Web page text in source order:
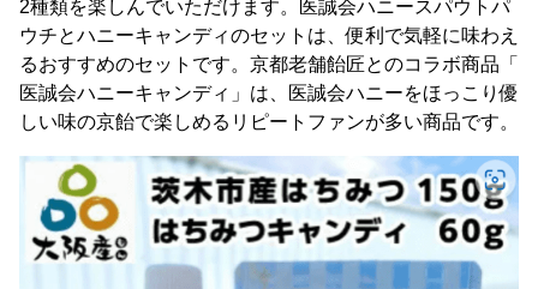
2種類を楽しんでいただけます。医誠会ハニースパウトパ
ウチとハニーキャンディのセットは、便利で気軽に味わえ
るおすすめのセットです。京都老舗飴匠とのコラボ商品「
医誠会ハニーキャンディ」は、医誠会ハニーをほっこり優
しい味の京飴で楽しめるリピートファンが多い商品です。